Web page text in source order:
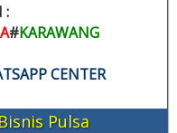
:
#KARAWANG
CENTER
Pulsa